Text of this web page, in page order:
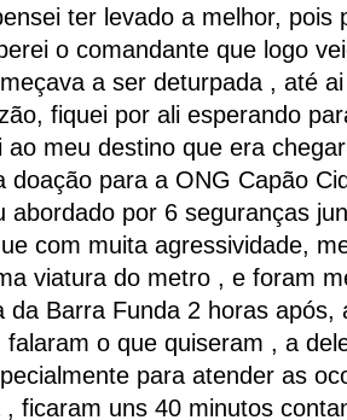
ter levado a melhor, pois
o comandante que logo
a ser deturpada , até
fiquei por ali esperando
ao meu destino que era
doação para a ONG Capão
abordado por 6 seguranças
com muita agressividade,
viatura do metro , e foram
da Barra Funda 2 horas após,
falaram o que quiseram , a
para atender as
, ficaram uns 40 minutos